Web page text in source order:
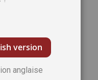
version
anglaise